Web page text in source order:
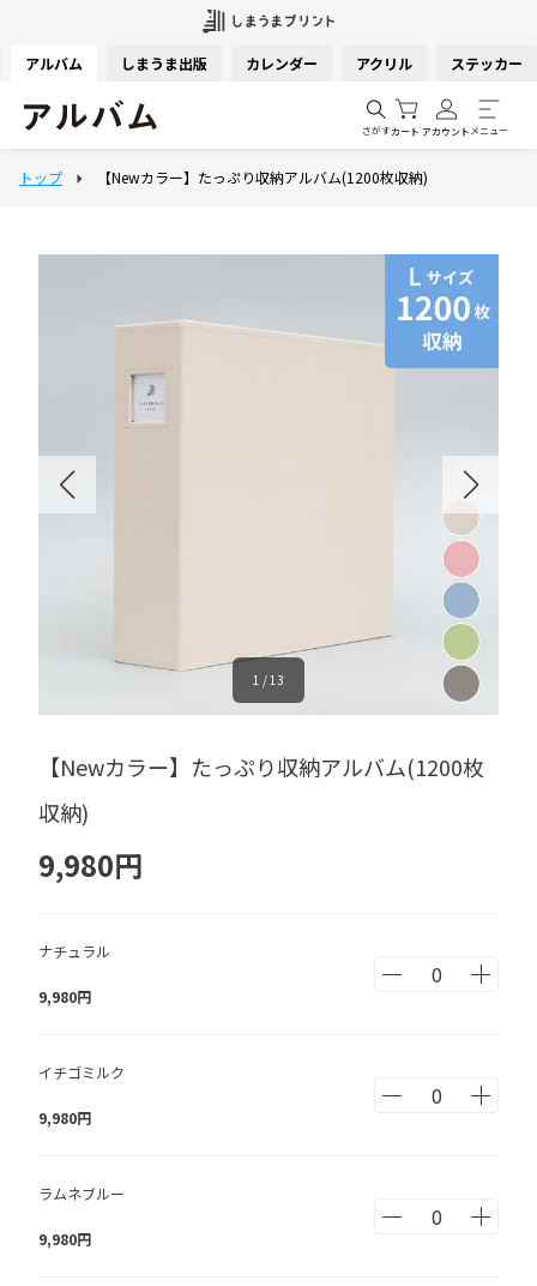
アルバム しまうま出版 カレンダー アクリル ステッカー
さがすカート アカウント メニュー
1 /13
【Newカラー】たっぷり収納アルバム(1200枚
収納)
9,980円
ナチュラル
9,980円
イチゴミルク
9,980円
ラムネブルー
9,980円